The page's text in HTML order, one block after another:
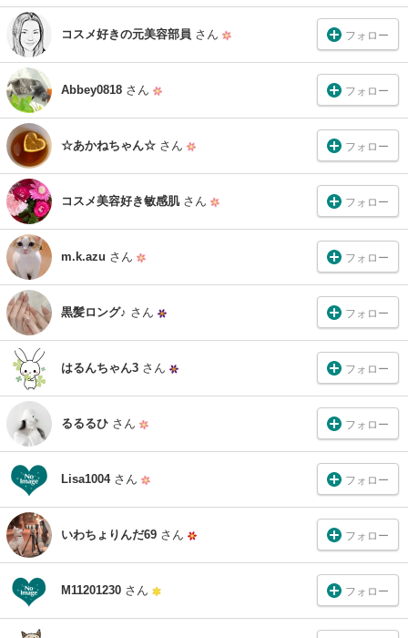
コスメ好きの元美容部員 さん フォロー
Abbey0818 さん フォロー
☆あかねちゃん☆ さん フォロー
コスメ美容好き敏感肌 さん フォロー
m.k.azu さん フォロー
黒髪ロング♪ さん フォロー
はるんちゃん3 さん フォロー
るるるひ さん フォロー
Lisa1004 さん フォロー
いわちょりんだ69 さん フォロー
M11201230 さん フォロー